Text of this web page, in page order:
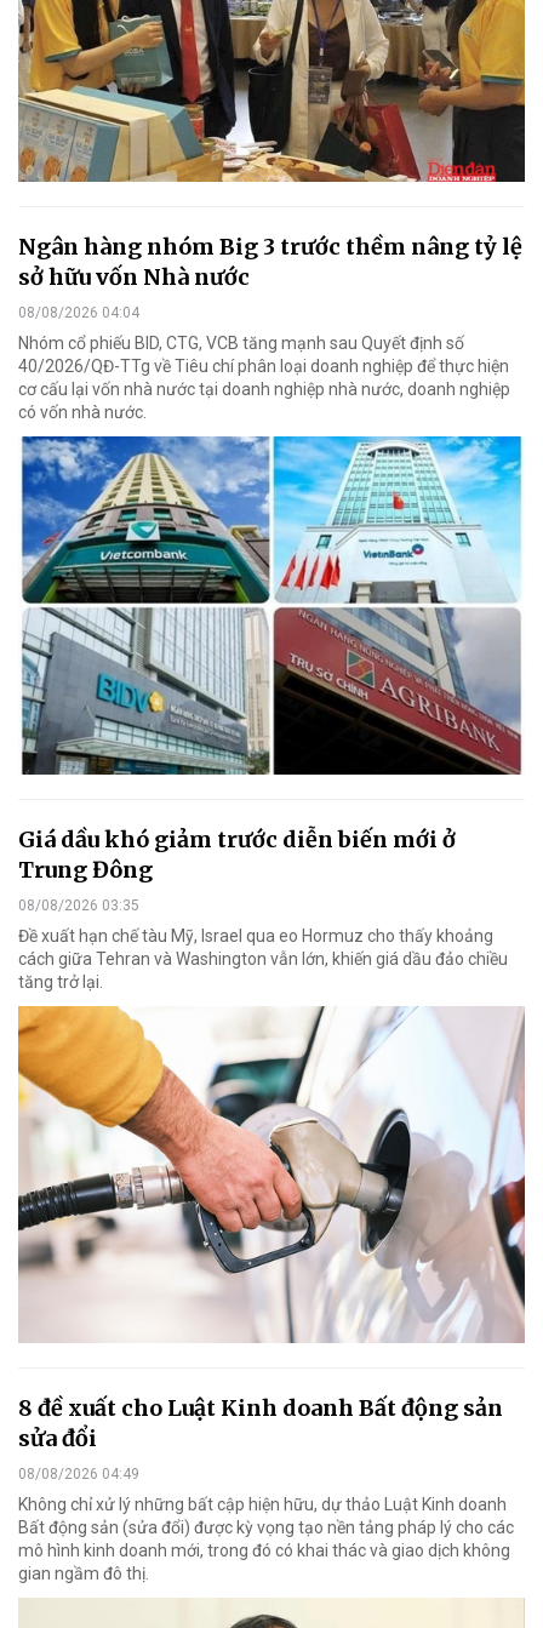
Ngân hàng nhóm Big 3 trước thềm nâng tỷ lệ
sở hữu vốn Nhà nước
08/08/2026 04:04
Nhóm cổ phiếu BID, CTG, VCB tăng mạnh sau Quyết định số
40/2026/QĐ-TTg về Tiêu chí phân loại doanh nghiệp để thực hiện
cơ cấu lại vốn nhà nước tại doanh nghiệp nhà nước, doanh nghiệp
có vốn nhà nước.
Giá dầu khó giảm trước diễn biến mới ở
Trung Đông
08/08/2026 03:35
Đề xuất hạn chế tàu Mỹ, Israel qua eo Hormuz cho thấy khoảng
cách giữa Tehran và Washington vẫn lớn, khiến giá dầu đảo chiều
tăng trở lại.
8 đề xuất cho Luật Kinh doanh Bất động sản
sửa đổi
08/08/2026 04:49
Không chỉ xử lý những bất cập hiện hữu, dự thảo Luật Kinh doanh
Bất động sản (sửa đổi) được kỳ vọng tạo nền tảng pháp lý cho các
mô hình kinh doanh mới, trong đó có khai thác và giao dịch không
gian ngầm đô thị.